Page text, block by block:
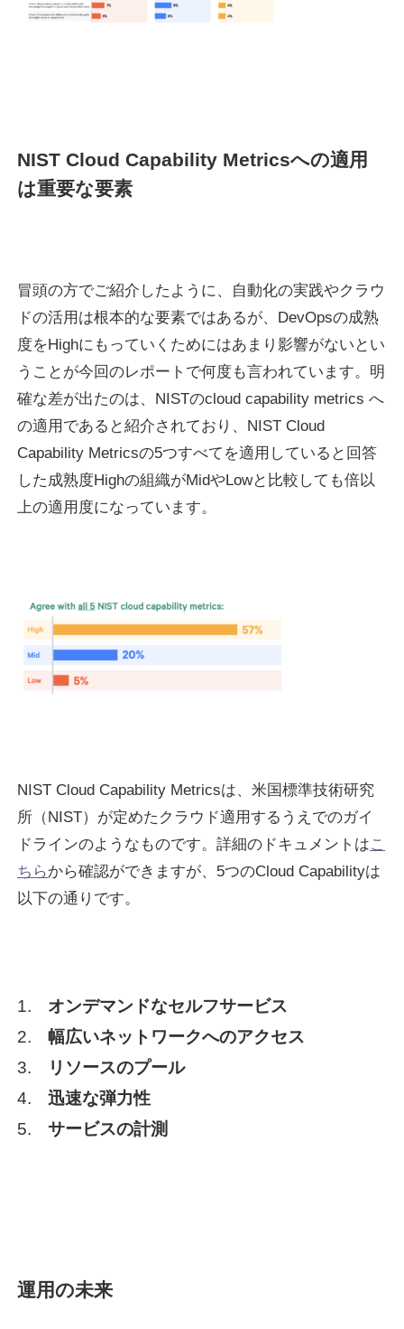
NIST Cloud Capability Metricsへの適用
は重要な要素
冒頭の方でご紹介したように、自動化の実践やクラウ
ドの活用は根本的な要素ではあるが、DevOpsの成熟
度をHighにもっていくためにはあまり影響がないとい
うことが今回のレポートで何度も言われています。明
確な差が出たのは、NISTのcloud capability metrics へ
の適用であると紹介されており、NIST Cloud
Capability Metricsの5つすべてを適用していると回答
した成熟度Highの組織がMidやLowと比較しても倍以
上の適用度になっています。
NIST Cloud Capability Metricsは、米国標準技術研究
所（NIST）が定めたクラウド適用するうえでのガイ
ドラインのようなものです。詳細のドキュメントはこ
ちらから確認ができますが、5つのCloud Capabilityは
以下の通りです。
オンデマンドなセルフサービス
幅広いネットワークへのアクセス
リソースのプール
迅速な弾力性
サービスの計測
運用の未来